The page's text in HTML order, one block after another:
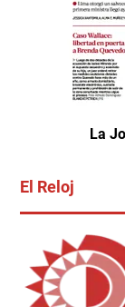
La
El Reloj